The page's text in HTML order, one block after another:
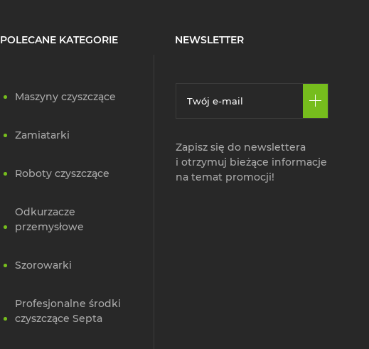
POLECANE KATEGORIE
Maszyny czyszczące
Zamiatarki
Roboty czyszczące
Odkurzacze
przemysłowe
Szorowarki
Profesjonalne środki
czyszczące Septa
NEWSLETTER
Zapisz się do newslettera
i otrzymuj bieżące informacje
na temat promocji!